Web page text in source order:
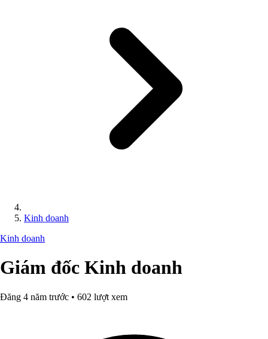
Kinh doanh
Kinh doanh
Giám đốc Kinh doanh
Đăng 4 năm trước • 602 lượt xem